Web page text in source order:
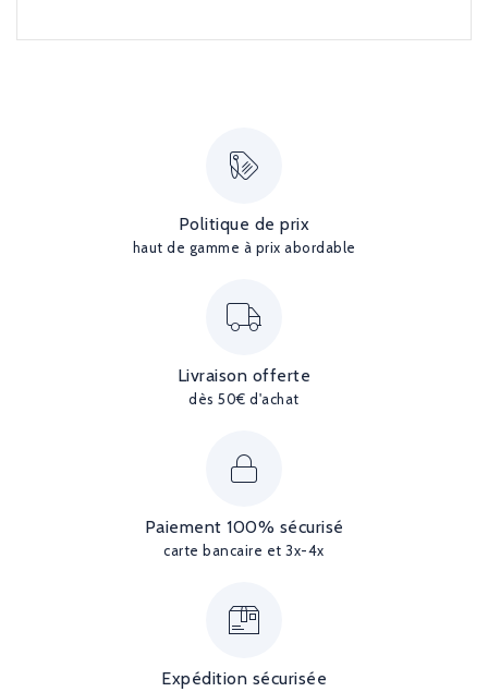
Politique de prix
haut de gamme à prix abordable
Livraison offerte
dès 50€ d'achat
Paiement 100% sécurisé
carte bancaire et 3x-4x
Expédition sécurisée